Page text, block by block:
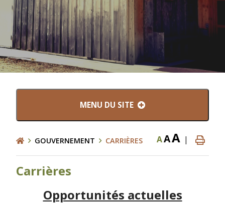
MENU DU SITE
GOUVERNEMENT CARRIÈRES AAA |
Carrières
Opportunités actuelles